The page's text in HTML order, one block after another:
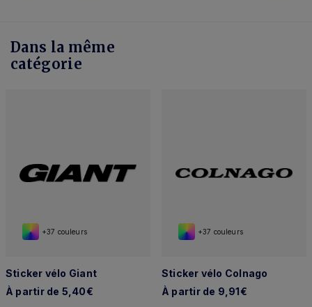
Dans la même
catégorie
+37 couleurs
Sticker vélo Giant
À partir de 5,40€
+37 couleurs
Sticker vélo Colnago
À partir de 9,91€